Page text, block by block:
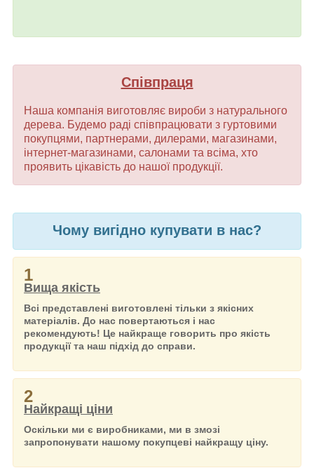
Співпраця
Наша компанія виготовляє вироби з натурального
дерева. Будемо раді співпрацювати з гуртовими
покупцями, партнерами, дилерами, магазинами,
інтернет-магазинами, салонами та всіма, хто
проявить цікавість до нашої продукції.
Чому вигідно купувати в нас?
1
Вища якість
Всі представлені виготовлені тільки з якісних
матеріалів. До нас повертаються і нас
рекомендують! Це найкраще говорить про якість
продукції та наш підхід до справи.
2
Найкращі ціни
Оскільки ми є виробниками, ми в змозі
запропонувати нашому покупцеві найкращу ціну.